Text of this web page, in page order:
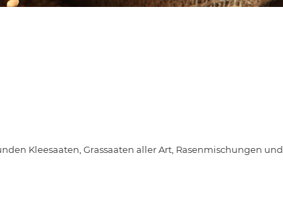
Kleesaaten, Grassaaten aller Art, Rasenmischungen und